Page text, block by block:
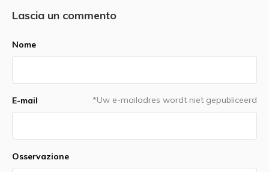
Lascia un commento
Nome
E-mail *Uw e-mailadres wordt niet gepubliceerd
Osservazione